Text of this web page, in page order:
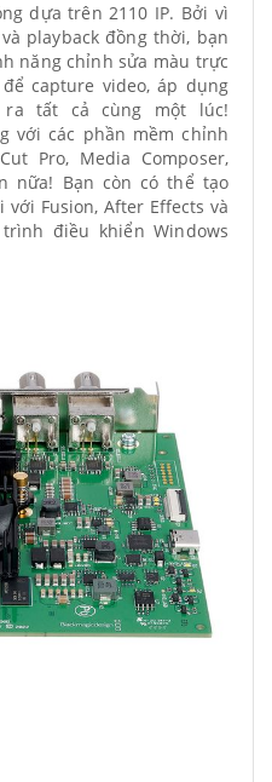
dựa trên 2110 IP. Bởi vì
playback đồng thời, bạn
năng chỉnh sửa màu trực
capture video, áp dụng
tất cả cùng một lúc!
với các phần mềm chỉnh
Pro, Media Composer,
nữa! Bạn còn có thể tạo
Fusion, After Effects và
điều khiển Windows